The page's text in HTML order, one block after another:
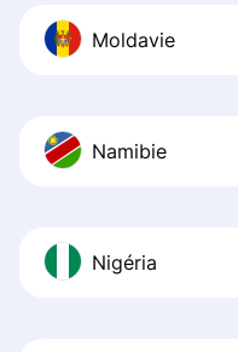
Moldavie
Namibie
Nigéria